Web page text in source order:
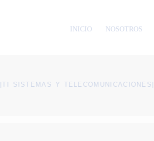
INICIO NOSOTROS
|TI SISTEMAS Y TELECOMUNICACIONES |